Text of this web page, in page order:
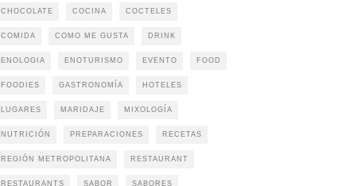
CHOCOLATE COCINA COCTELES
COMIDA COMO ME GUSTA DRINK
ENOLOGIA ENOTURISMO EVENTO FOOD
FOODIES GASTRONOMÍA HOTELES
LUGARES MARIDAJE MIXOLOGÍA
NUTRICIÓN PREPARACIONES RECETAS
REGIÓN METROPOLITANA RESTAURANT
RESTAURANTS SABOR SABORES